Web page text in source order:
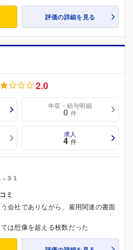
評価の詳細を見る
2.0
年収・給与明細
0 件
求人
4 件
３１
ミ
会社でありながら、雇用関連の書面
は想像を超える枚数だった